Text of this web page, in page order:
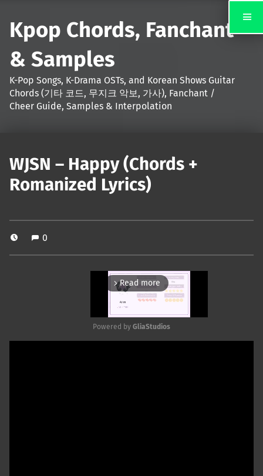
Kpop Chords, Fanchant
& Samples
K-Pop Songs, K-Drama OSTs, and Korean Shows Guitar
Chords (기타 코드, 무지크 악보, 가사), Fanchant /
Cheer Guide, Samples & Interpolation
WJSN – Happy (Chords +
Romanized Lyrics)
0
arrow_forward_ios Read more
Powered by GliaStudios